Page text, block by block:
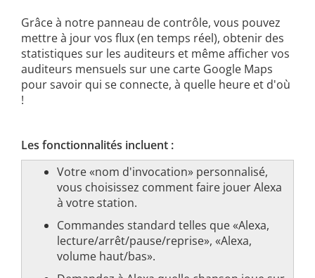
Grâce à notre panneau de contrôle, vous pouvez
mettre à jour vos flux (en temps réel), obtenir des
statistiques sur les auditeurs et même afficher vos
auditeurs mensuels sur une carte Google Maps
pour savoir qui se connecte, à quelle heure et d'où
!
Les fonctionnalités incluent :
Votre «nom d'invocation» personnalisé,
vous choisissez comment faire jouer Alexa
à votre station.
Commandes standard telles que «Alexa,
lecture/arrêt/pause/reprise», «Alexa,
volume haut/bas».